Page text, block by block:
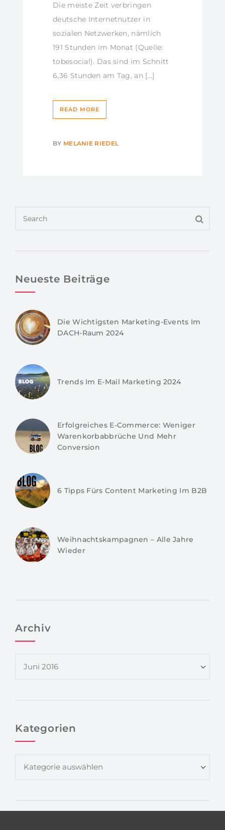
Die meiste Zeit verbringen
deutsche Internetnutzer in
sozialen Netzwerken, nämlich
191 Stunden im Monat (Quelle:
tobesocial). Das sind im Schnitt
6,36 Stunden am Tag, an […]
READ MORE
BY MELANIE RIEDEL
Neueste Beiträge
Die Wichtigsten Marketing-Events Im
DACH-Raum 2024
Trends Im E-Mail Marketing 2024
Erfolgreiches E-Commerce: Weniger
Warenkorbabbrüche Und Mehr
Conversion
6 Tipps Fürs Content Marketing Im B2B
Weihnachtskampagnen – Alle Jahre
Wieder
Archiv
Kategorien